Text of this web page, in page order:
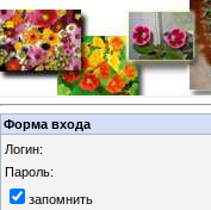
Форма входа
Логин:
Пароль:
запомнить